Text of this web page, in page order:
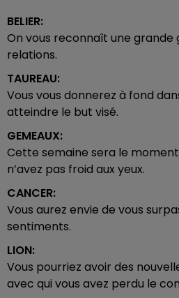
BELIER:
On vous reconnaît une grande
relations.
TAUREAU:
Vous vous donnerez à fond
atteindre le but visé.
GEMEAUX:
Cette semaine sera le
n’avez pas froid aux yeux.
CANCER:
Vous aurez envie de vous
sentiments.
LION:
Vous pourriez avoir des
avec qui vous avez perdu le